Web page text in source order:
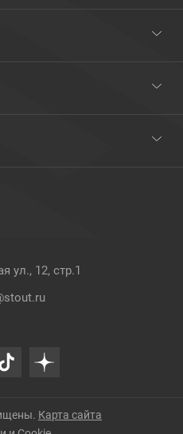
ул., 12, стр.1
Карта сайта